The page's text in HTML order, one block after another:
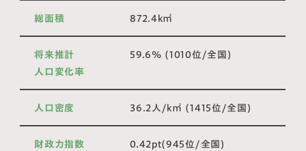
総面積 872.4k㎡
将来推計
人口変化率
59.6% (1010位/全国)
人口密度 36.2人/k㎡ (1415位/全国)
財政力指数 0.42pt(945位/全国)